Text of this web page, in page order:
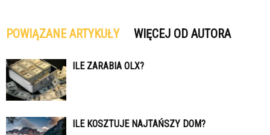
POWIĄZANE ARTYKUŁY WIĘCEJ OD AUTORA
ILE ZARABIA OLX?
ILE KOSZTUJE NAJTAŃSZY DOM?